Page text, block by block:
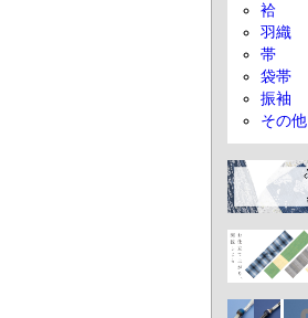
袷
羽織
帯
袋帯
振袖
その他